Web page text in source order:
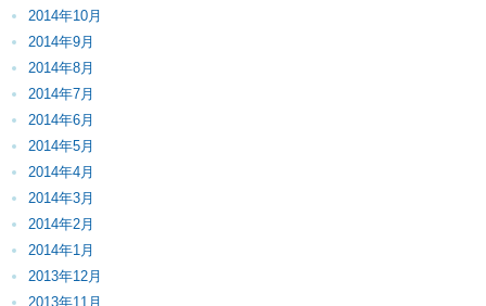
2014年10月
2014年9月
2014年8月
2014年7月
2014年6月
2014年5月
2014年4月
2014年3月
2014年2月
2014年1月
2013年12月
2013年11月